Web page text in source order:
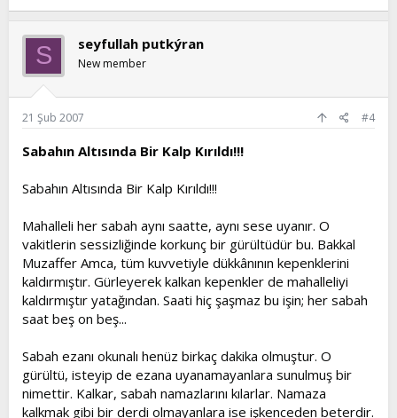
S seyfullah putkýran
New member
21 Şub 2007 #4
Sabahın Altısında Bir Kalp Kırıldı!!!
Sabahın Altısında Bir Kalp Kırıldı!!!
Mahalleli her sabah aynı saatte, aynı sese uyanır. O
vakitlerin sessizliğinde korkunç bir gürültüdür bu. Bakkal
Muzaffer Amca, tüm kuvvetiyle dükkânının kepenklerini
kaldırmıştır. Gürleyerek kalkan kepenkler de mahalleliyi
kaldırmıştır yatağından. Saati hiç şaşmaz bu işin; her sabah
saat beş on beş...
Sabah ezanı okunalı henüz birkaç dakika olmuştur. O
gürültü, isteyip de ezana uyanamayanlara sunulmuş bir
nimettir. Kalkar, sabah namazlarını kılarlar. Namaza
kalkmak gibi bir derdi olmayanlara ise işkenceden beterdir.